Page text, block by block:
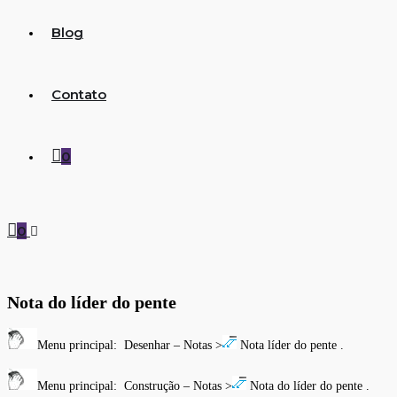
Blog
Contato
0
0
Nota do líder do pente
Menu principal: Desenhar – Notas > Nota líder do pente .
Menu principal: Construção – Notas > Nota do líder do pente .